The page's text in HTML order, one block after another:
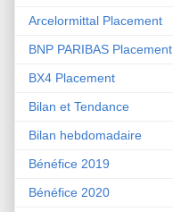
Arcelormittal Placement
BNP PARIBAS Placement
BX4 Placement
Bilan et Tendance
Bilan hebdomadaire
Bénéfice 2019
Bénéfice 2020